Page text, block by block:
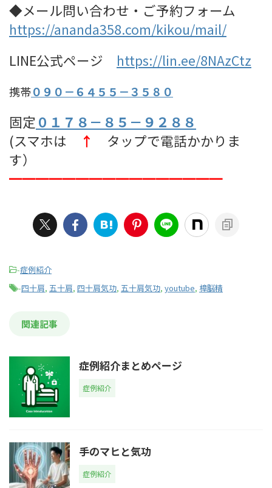
◆メール問い合わせ・ご予約フォーム
https://ananda358.com/kikou/mail/
LINE公式ページ https://lin.ee/8NAzCtz
携帯０９０－６４５５－３５８０
固定 ０１７８－８５－９２８８
(スマホは
↑
タップで電話かかりま
す）
━━━━━━━━━━━━━━━━
-症例紹介
-四十肩, 五十肩, 四十肩気功, 五十肩気功, youtube, 樟脳精
関連記事
症例紹介まとめページ
症例紹介
手のマヒと気功
症例紹介